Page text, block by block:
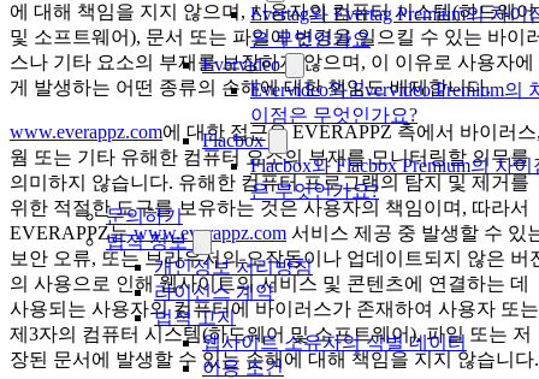
Evertag와 Evertag Premium의 차이
은 무엇인가요
Evervideo
Evervideo와 Evervideo Premium의
이점은 무엇인가요?
Flacbox
Flacbox와 Flacbox Premium의 차이
은 무엇인가요?
문의하기
법적 정보
개인정보 처리방침
라이선스 계약
법적 고지
웹사이트 소유자의 식별 데이터
이용 조건
에 대해 책임을 지지 않으며, 사용자의 컴퓨터 시스템(하드웨어
및 소프트웨어), 문서 또는 파일에 변경을 일으킬 수 있는 바이
스나 기타 요소의 부재를 보장하지 않으며, 이 이유로 사용자에
게 발생하는 어떤 종류의 손해에 대한 책임도 배제합니다.
www.everappz.com에 대한 접근은 EVERAPPZ 측에서 바이러
웜 또는 기타 유해한 컴퓨터 요소의 부재를 모니터링할 의무를
의미하지 않습니다. 유해한 컴퓨터 프로그램의 탐지 및 제거를
위한 적절한 도구를 보유하는 것은 사용자의 책임이며, 따라서
EVERAPPZ는www.everappz.com 서비스 제공 중 발생할 수 있
보안 오류, 또는 브라우저의 오작동이나 업데이트되지 않은 버
의 사용으로 인해 웹사이트의 서비스 및 콘텐츠에 연결하는 데
사용되는 사용자의 컴퓨터에 바이러스가 존재하여 사용자 또는
제3자의 컴퓨터 시스템(하드웨어 및 소프트웨어), 파일 또는 저
장된 문서에 발생할 수 있는 손해에 대해 책임을 지지 않습니다.